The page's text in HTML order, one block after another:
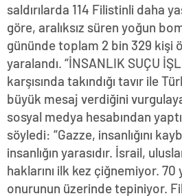
saldırılarda 114 Filistinli daha
göre, aralıksız süren yoğun
gününde toplam 2 bin 329 kişi
yaralandı. “İNSANLIK SUÇU
karşısında takındığı tavır ile
büyük mesaj verdiğini
sosyal medya hesabından
söyledi: “Gazze, insanlığını
insanlığın yarasıdır. İsrail,
haklarını ilk kez çiğnemiyor. 70
onurunun üzerinde tepiniyor.